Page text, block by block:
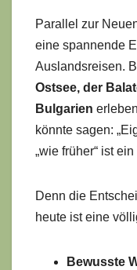
Parallel zur
eine spannende
Auslandsreisen.
Ostsee, der
Bulgarien
könnte sagen:
„wie früher“ ist
Denn die
heute ist eine
Bewusste